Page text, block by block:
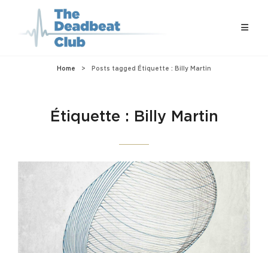
Home > Posts tagged Étiquette : Billy Martin
Étiquette : Billy Martin